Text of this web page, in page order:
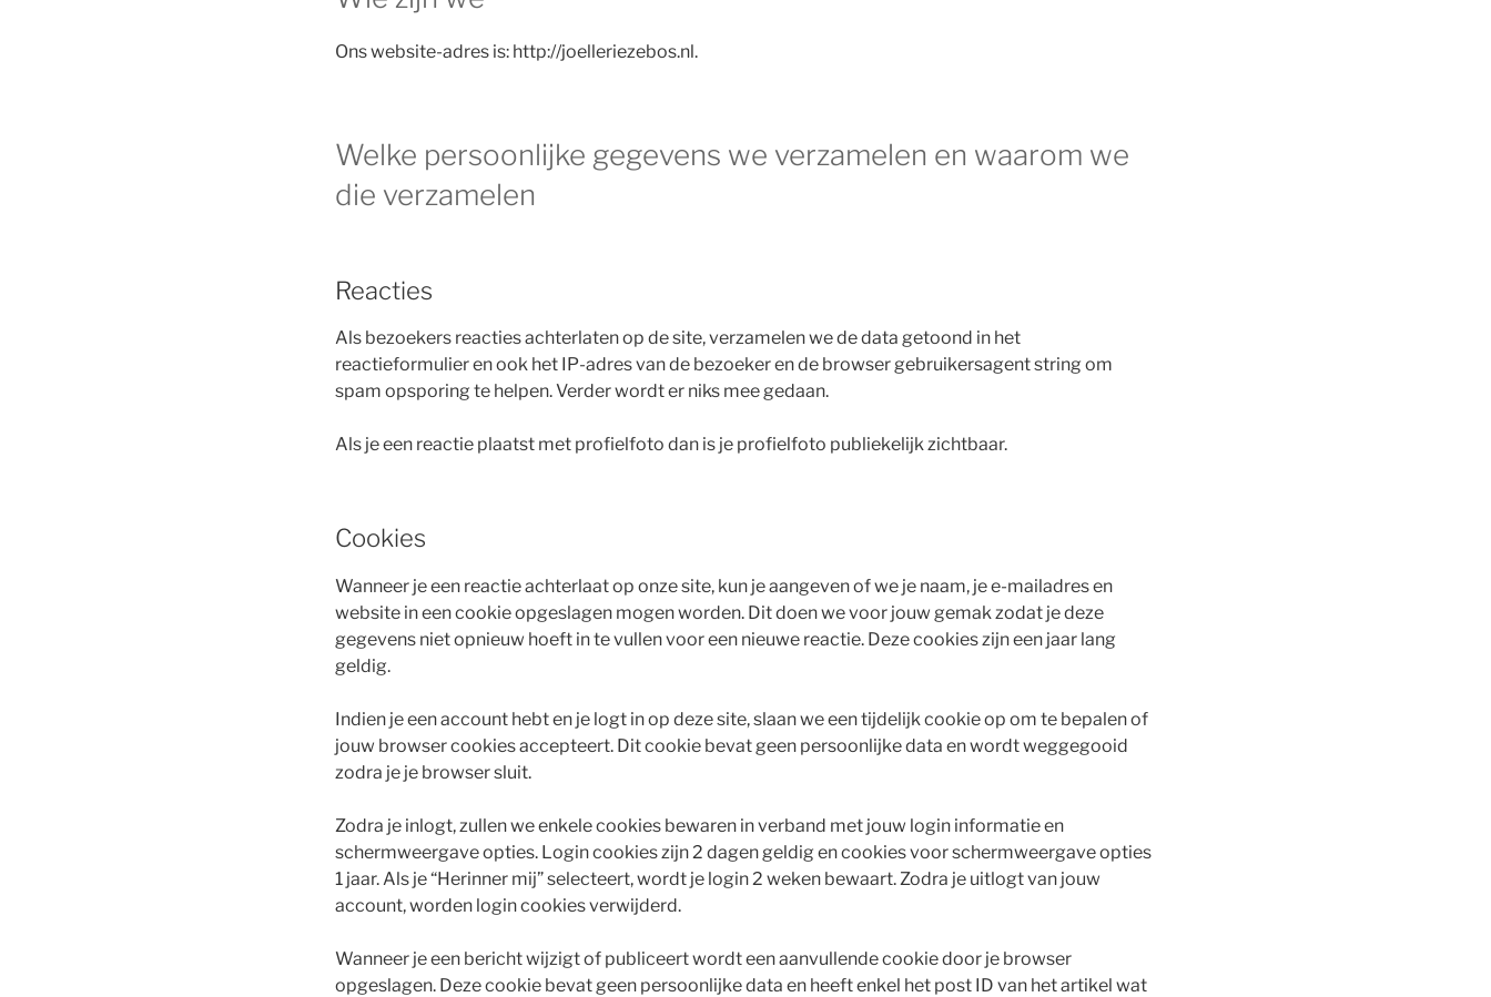
Ons website-adres is: http://joelleriezebos.nl.
Welke persoonlijke gegevens we verzamelen en waarom we
die verzamelen
Reacties
Als bezoekers reacties achterlaten op de site, verzamelen we de data getoond in het
reactieformulier en ook het IP-adres van de bezoeker en de browser gebruikersagent string om
spam opsporing te helpen. Verder wordt er niks mee gedaan.
Als je een reactie plaatst met profielfoto dan is je profielfoto publiekelijk zichtbaar.
Cookies
Wanneer je een reactie achterlaat op onze site, kun je aangeven of we je naam, je e-mailadres en
website in een cookie opgeslagen mogen worden. Dit doen we voor jouw gemak zodat je deze
gegevens niet opnieuw hoeft in te vullen voor een nieuwe reactie. Deze cookies zijn een jaar lang
geldig.
Indien je een account hebt en je logt in op deze site, slaan we een tijdelijk cookie op om te bepalen of
jouw browser cookies accepteert. Dit cookie bevat geen persoonlijke data en wordt weggegooid
zodra je je browser sluit.
Zodra je inlogt, zullen we enkele cookies bewaren in verband met jouw login informatie en
schermweergave opties. Login cookies zijn 2 dagen geldig en cookies voor schermweergave opties
1 jaar. Als je “Herinner mij” selecteert, wordt je login 2 weken bewaart. Zodra je uitlogt van jouw
account, worden login cookies verwijderd.
Wanneer je een bericht wijzigt of publiceert wordt een aanvullende cookie door je browser
opgeslagen. Deze cookie bevat geen persoonlijke data en heeft enkel het post ID van het artikel wat